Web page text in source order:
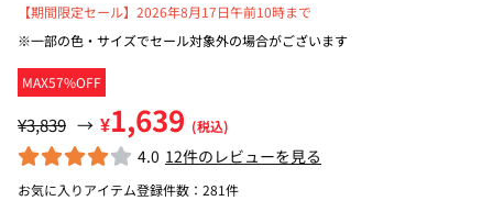
MAX57%OFF
【期間限定セール】2026年8月17日午前10時まで
※一部の色・サイズでセール対象外の場合がございます
¥3,839 → ¥1,639 (税込)
4.0 12件のレビューを見る
お気に入りアイテム登録件数： 281件